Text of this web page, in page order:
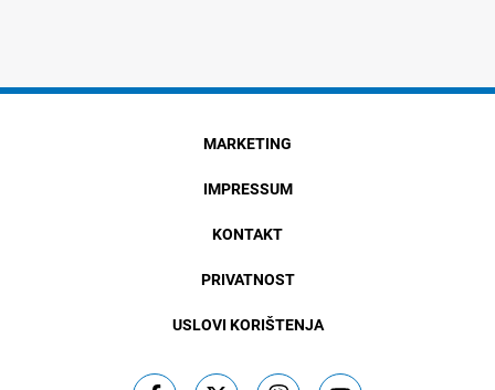
MARKETING
IMPRESSUM
KONTAKT
PRIVATNOST
USLOVI KORIŠTENJA